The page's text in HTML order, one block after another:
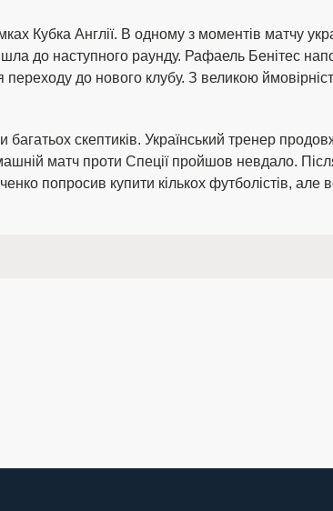
Кубка Англії. В одному з моментів матчу
до наступного раунду. Рафаель Бенітес
до нового клубу. З великою
скептиків. Український тренер
матч проти Спеції пройшов невдало.
попросив купити кількох футболістів, але